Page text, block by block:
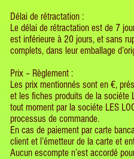
Délai de rétractation :
Le délai de rétractation est de 7
est inférieure à 20 jours, et sans
complets, dans leur emballage
Prix – Règlement :
Les prix mentionnés sont en €,
et les fiches produits de la sociéte
tout moment par la sociéte LES
processus de commande.
En cas de paiement par carte
client et l’émetteur de la carte et
Aucun escompte n’est accordé